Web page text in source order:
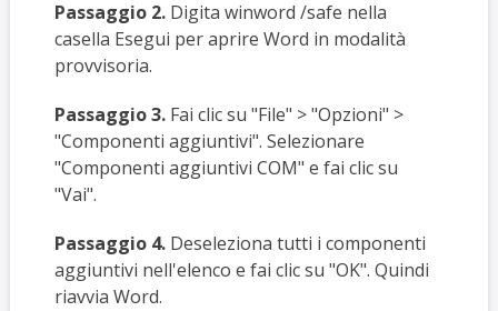
Passaggio 2.Digita winword /safe nella
casella Esegui per aprire Word in modalità
provvisoria.
Passaggio 3.Fai clic su "File" > "Opzioni" >
"Componenti aggiuntivi". Selezionare
"Componenti aggiuntivi COM" e fai clic su
"Vai".
Passaggio 4.Deseleziona tutti i componenti
aggiuntivi nell'elenco e fai clic su "OK". Quindi
riavvia Word.